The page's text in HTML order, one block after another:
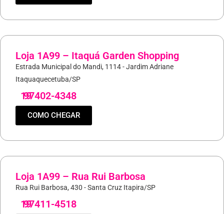
Loja 1A99 – Itaquá Garden Shopping
Estrada Municipal do Mandi, 1114 - Jardim Adriane
Itaquaquecetuba/SP
19
97402-4348
COMO CHEGAR
Loja 1A99 – Rua Rui Barbosa
Rua Rui Barbosa, 430 - Santa Cruz Itapira/SP
19
97411-4518